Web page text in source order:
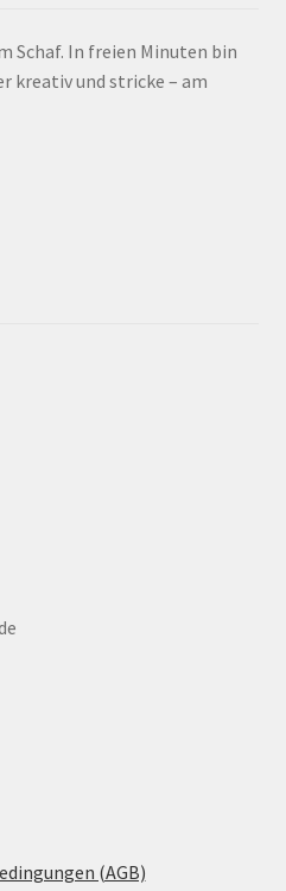
Schaf. In freien Minuten bin
kreativ und stricke – am
(AGB)